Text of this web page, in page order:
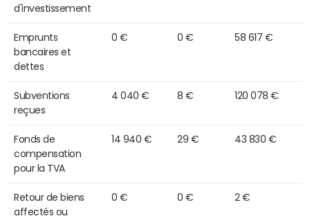
d'investissement
Emprunts
bancaires et
dettes
0 € 0 € 58 617 €
Subventions
reçues
4 040 € 8 € 120 078 €
Fonds de
compensation
pour la TVA
14 940 € 29 € 43 830 €
Retour de biens
affectés ou
0 € 0 € 2 €